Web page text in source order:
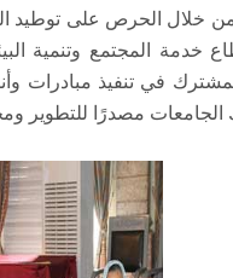
خلال الحرص على توطيد
خدمة المجتمع وتنمية
في تنفيذ مبادرات
الجامعات مصدرًا للتطوير